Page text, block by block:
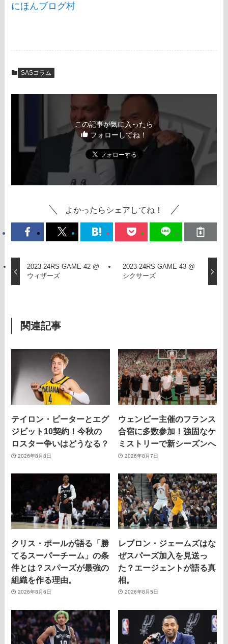
にほんブログ村
SASコラム
この記事が気に入ったら
フォローしてね！
よかったらシェアしてね！
2023-24RS GAME 42 @
ウィザーズ
2023-24RS GAME 43 @
シクサーズ
関連記事
テイロン・ピーターとエグ
ジビット10契約！今秋の
ロスター争いはどうなる？
2026年8月8日
ウェンビー主催のフランス
合宿に多数参加！強固なケ
ミストリーで新シーズンへ
2026年8月7日
クリス・ポールが語る「勝
てるスーパーチーム」の条
件とは？スパーズが最強の
組織を作る理由。
2026年8月6日
レブロン・ジェームズはな
ぜスパーズ加入を見送っ
た？エージェントが語る真
相。
2026年8月5日